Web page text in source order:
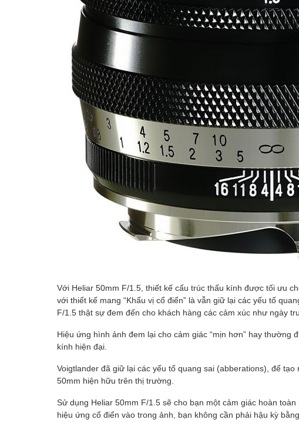
Với Heliar 50mm F/1.5, thiết kế cấu trúc thấu kính được tối ưu
với thiết kế mang “Khẩu vị cổ điển” là vẫn giữ lại các yếu tố
F/1.5 thật sự đem đến cho khách hàng các cảm xúc như ngày
Hiệu ứng hình ảnh đem lại cho cảm giác “mịn hơn” hay thường
kính hiện đại.
Voigtlander đã giữ lại các yếu tố quang sai (abberations), để
50mm hiện hữu trên thị trường.
Sử dụng Heliar 50mm F/1.5 sẽ cho bạn một cảm giác hoàn
hiệu ứng cổ điển vào trong ảnh, bạn không cần phải hậu kỳ